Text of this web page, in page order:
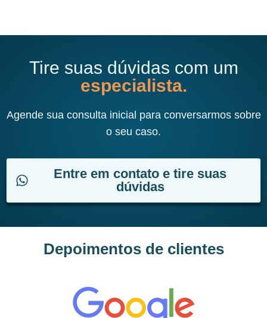
Tire suas dúvidas com um
especialista.
Agende sua consulta inicial para conversarmos sobre
o seu caso.
Entre em contato e tire suas
dúvidas
Depoimentos de clientes